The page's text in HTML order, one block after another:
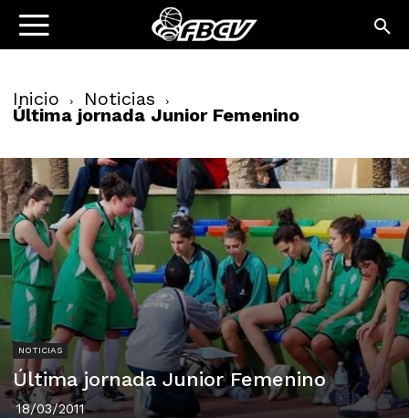
Inicio Noticias
Última jornada Junior Femenino
NOTICIAS
Última jornada Junior Femenino
18/03/2011